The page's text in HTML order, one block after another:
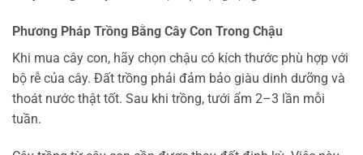
Phương Pháp Trồng Bằng Cây Con Trong Chậu
Khi mua cây con, hãy chọn chậu có kích thước phù hợp với
bộ rễ của cây. Đất trồng phải đảm bảo giàu dinh dưỡng và
thoát nước thật tốt. Sau khi trồng, tưới ẩm 2–3 lần mỗi
tuần.